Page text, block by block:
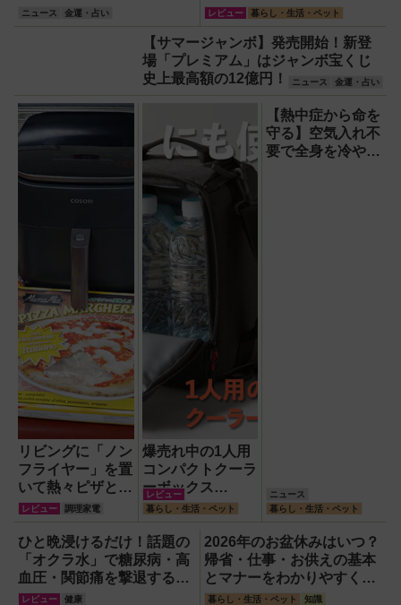
ニュース 金運・占い
みた！川越の風鈴から着想
を得たかわいい見た目のリ
アルな使い勝手を徹底解説
レビュー 暮らし・生活・ペット
【サマージャンボ】発売開始！新登
場「プレミアム」はジャンボ宝くじ
史上最高額の12億円！
ニュース 金運・占い
リビングに「ノン
フライヤー」を置
いて熱々ピザとフ
ィッシュ＆チップ
ス三昧！
レビュー 調理家電
爆売れ中の1人用
コンパクトクーラ
ーボックス
HUGEL「エアロ
ゲルソフトクーラ
ー4L」【アイリ
スオーヤマ】！宇
宙服の技術で保冷
力も異次元だった
レビュー
暮らし・生活・ペット
【熱中症から命を
守る】空気入れ不
要で全身を冷やす
ニュース
暮らし・生活・ペット
ひと晩浸けるだけ！話題の
「オクラ水」で糖尿病・高
血圧・関節痛を撃退する簡
単習慣【2026年最新版】
レビュー 健康
2026年のお盆休みはいつ？
帰省・仕事・お供えの基本
とマナーをわかりやすく解
説
暮らし・生活・ペット 知識